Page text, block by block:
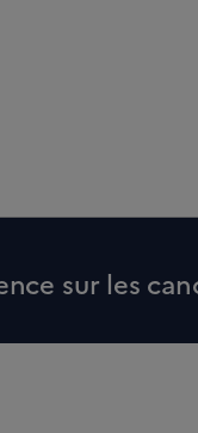
sur les